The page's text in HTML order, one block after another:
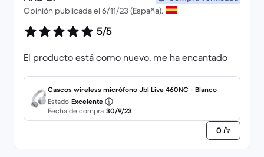
Opinión publicada el 6/11/23 (España).
5/5
El producto está como nuevo, me ha encantado
Cascos wireless micrófono Jbl Live 460NC - Blanco
Estado Excelente
Fecha de compra 30/9/23
0